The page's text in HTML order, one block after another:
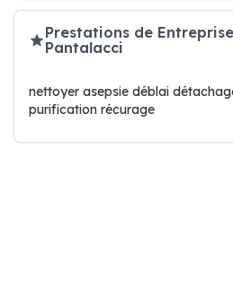
Prestations de
Pantalacci
nettoyer asepsie déblai
purification récurage